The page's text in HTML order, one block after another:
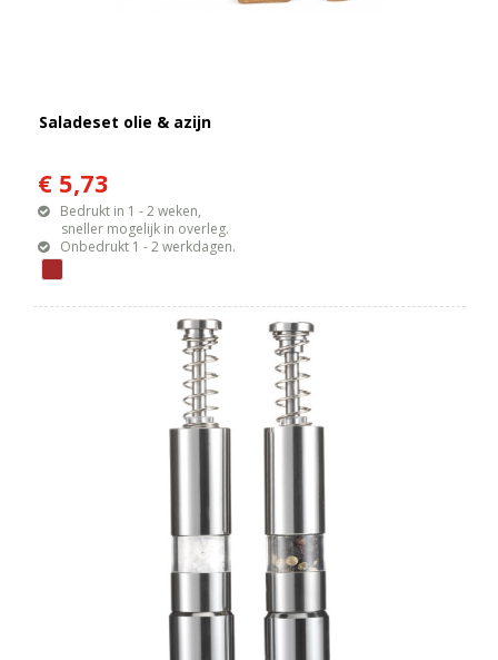
Saladeset olie & azijn
€ 5,73
Bedrukt in 1 - 2 weken,
sneller mogelijk in overleg.
Onbedrukt 1 - 2 werkdagen.